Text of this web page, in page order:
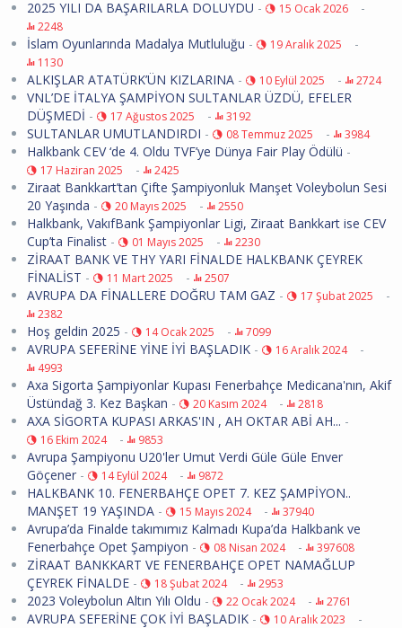
2025 YILI DA BAŞARILARLA DOLUYDU - 15 Ocak 2026 -
2248
İslam Oyunlarında Madalya Mutluluğu - 19 Aralık 2025 -
1130
ALKIŞLAR ATATÜRK’ÜN KIZLARINA - 10 Eylül 2025 - 2724
VNL’DE İTALYA ŞAMPİYON SULTANLAR ÜZDÜ, EFELER
DÜŞMEDİ - 17 Ağustos 2025 - 3192
SULTANLAR UMUTLANDIRDI - 08 Temmuz 2025 - 3984
Halkbank CEV ‘de 4. Oldu TVF’ye Dünya Fair Play Ödülü -
17 Haziran 2025 - 2425
Ziraat Bankkart’tan Çifte Şampiyonluk Manşet Voleybolun Sesi
20 Yaşında - 20 Mayıs 2025 - 2550
Halkbank, VakıfBank Şampiyonlar Ligi, Ziraat Bankkart ise CEV
Cup’ta Finalist - 01 Mayıs 2025 - 2230
ZİRAAT BANK VE THY YARI FİNALDE HALKBANK ÇEYREK
FİNALİST - 11 Mart 2025 - 2507
AVRUPA DA FİNALLERE DOĞRU TAM GAZ - 17 Şubat 2025 -
2382
Hoş geldin 2025 - 14 Ocak 2025 - 7099
AVRUPA SEFERİNE YİNE İYİ BAŞLADIK - 16 Aralık 2024 -
4993
Axa Sigorta Şampiyonlar Kupası Fenerbahçe Medicana'nın, Akif
Üstündağ 3. Kez Başkan - 20 Kasım 2024 - 2818
AXA SİGORTA KUPASI ARKAS'IN , AH OKTAR ABİ AH... -
16 Ekim 2024 - 9853
Avrupa Şampiyonu U20'ler Umut Verdi Güle Güle Enver
Göçener - 14 Eylül 2024 - 9872
HALKBANK 10. FENERBAHÇE OPET 7. KEZ ŞAMPİYON..
MANŞET 19 YAŞINDA - 15 Mayıs 2024 - 37940
Avrupa’da Finalde takımımız Kalmadı Kupa’da Halkbank ve
Fenerbahçe Opet Şampiyon - 08 Nisan 2024 - 397608
ZİRAAT BANKKART VE FENERBAHÇE OPET NAMAĞLUP
ÇEYREK FİNALDE - 18 Şubat 2024 - 2953
2023 Voleybolun Altın Yılı Oldu - 22 Ocak 2024 - 2761
AVRUPA SEFERİNE ÇOK İYİ BAŞLADIK - 10 Aralık 2023 -